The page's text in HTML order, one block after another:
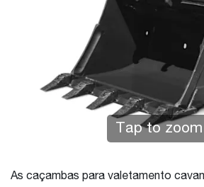
Tap to zoom
As caçambas para valetamento